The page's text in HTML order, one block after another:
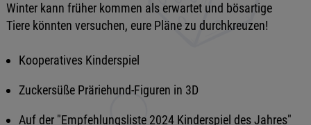
Winter kann früher kommen als erwartet und bösartige
Tiere könnten versuchen, eure Pläne zu durchkreuzen!
Kooperatives Kinderspiel
Zuckersüße Präriehund-Figuren in 3D
Auf der "Empfehlungsliste 2024 Kinderspiel des Jahres"